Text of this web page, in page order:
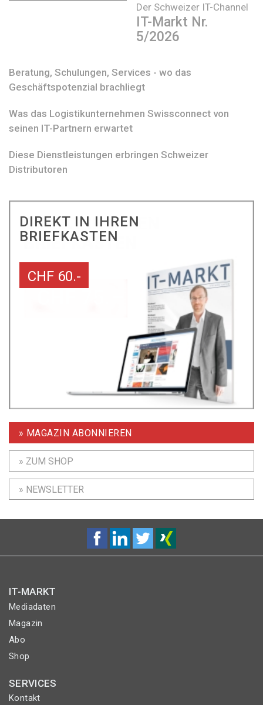
Der Schweizer IT-Channel
IT-Markt Nr.
5/2026
Beratung, Schulungen, Services - wo das
Geschäftspotenzial brachliegt
Was das Logistikunternehmen Swissconnect von
seinen IT-Partnern erwartet
Diese Dienstleistungen erbringen Schweizer
Distributoren
DIREKT IN IHREN
BRIEFKASTEN
CHF 60.-
» MAGAZIN ABONNIEREN
» ZUM SHOP
» NEWSLETTER
IT-MARKT
Mediadaten
Magazin
Abo
Shop
SERVICES
Kontakt